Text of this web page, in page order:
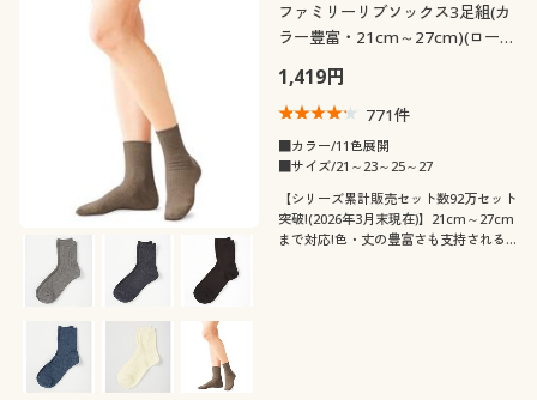
閉じる
ファミリーリブソックス3足組(カ
ラー豊富・21cm～27cm)(ローク
1,419円
771件
■カラー/11色展開
■サイズ/21～23～25～27
【シリーズ累計販売セット数92万セット
突破!(2026年3月末現在)】21cm～27cm
まで対応!色・丈の豊富さも支持される